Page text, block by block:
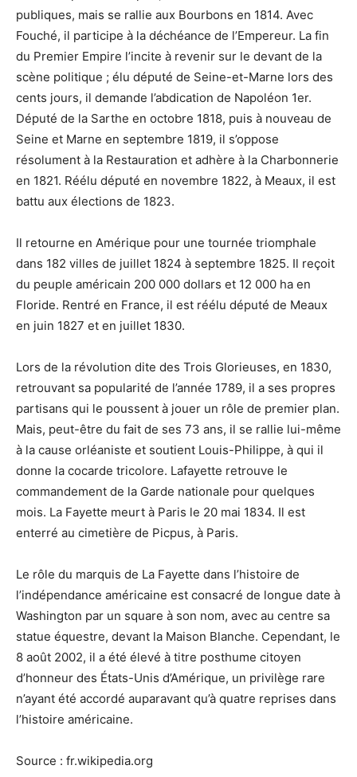
publiques, mais se rallie aux Bourbons en 1814. Avec
Fouché, il participe à la déchéance de l’Empereur. La fin
du Premier Empire l’incite à revenir sur le devant de la
scène politique ; élu député de Seine-et-Marne lors des
cents jours, il demande l’abdication de Napoléon 1er.
Député de la Sarthe en octobre 1818, puis à nouveau de
Seine et Marne en septembre 1819, il s’oppose
résolument à la Restauration et adhère à la Charbonnerie
en 1821. Réélu député en novembre 1822, à Meaux, il est
battu aux élections de 1823.
Il retourne en Amérique pour une tournée triomphale
dans 182 villes de juillet 1824 à septembre 1825. Il reçoit
du peuple américain 200 000 dollars et 12 000 ha en
Floride. Rentré en France, il est réélu député de Meaux
en juin 1827 et en juillet 1830.
Lors de la révolution dite des Trois Glorieuses, en 1830,
retrouvant sa popularité de l’année 1789, il a ses propres
partisans qui le poussent à jouer un rôle de premier plan.
Mais, peut-être du fait de ses 73 ans, il se rallie lui-même
à la cause orléaniste et soutient Louis-Philippe, à qui il
donne la cocarde tricolore. Lafayette retrouve le
commandement de la Garde nationale pour quelques
mois. La Fayette meurt à Paris le 20 mai 1834. Il est
enterré au cimetière de Picpus, à Paris.
Le rôle du marquis de La Fayette dans l’histoire de
l’indépendance américaine est consacré de longue date à
Washington par un square à son nom, avec au centre sa
statue équestre, devant la Maison Blanche. Cependant, le
8 août 2002, il a été élevé à titre posthume citoyen
d’honneur des États-Unis d’Amérique, un privilège rare
n’ayant été accordé auparavant qu’à quatre reprises dans
l’histoire américaine.
Source : fr.wikipedia.org